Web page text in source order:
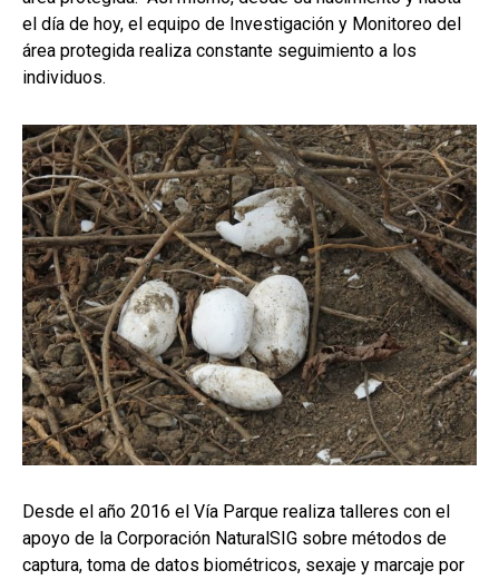
el día de hoy, el equipo de Investigación y Monitoreo del
área protegida realiza constante seguimiento a los
individuos.
Desde el año 2016 el Vía Parque realiza talleres con el
apoyo de la Corporación NaturalSIG sobre métodos de
captura, toma de datos biométricos, sexaje y marcaje por